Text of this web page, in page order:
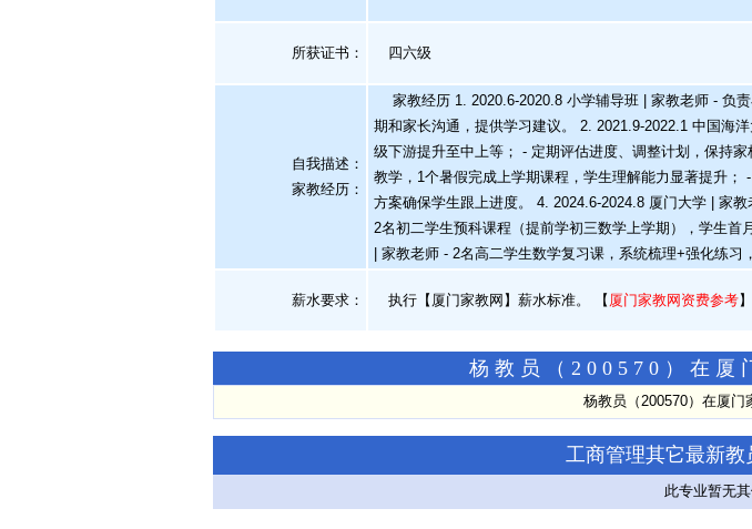
所获证书 ： 四六级
自我描述：
家教经历：
家教经历 1. 2020.6-2020.8 小学辅导班 | 家教老师 - 负
期和家长沟通，提供学习建议。 2. 2021.9-2022.1 中国海
级下游提升至中上等； - 定期评估进度、调整计划，保持
教学，1个暑假完成上学期课程，学生理解能力显著提升
方案确保学生跟上进度。 4. 2024.6-2024.8 厦门大学 | 家
2名初二学生预科课程（提前学初三数学上学期），学生
| 家教老师 - 2名高二学生数学复习课，系统梳理+强化练
薪水要求： 执行【厦门家教网】薪水标准。 【 厦门家教网资费参考】
杨教员（200570）在厦
杨教员（200570）在厦
工商管理其它最新教
此专业暂无